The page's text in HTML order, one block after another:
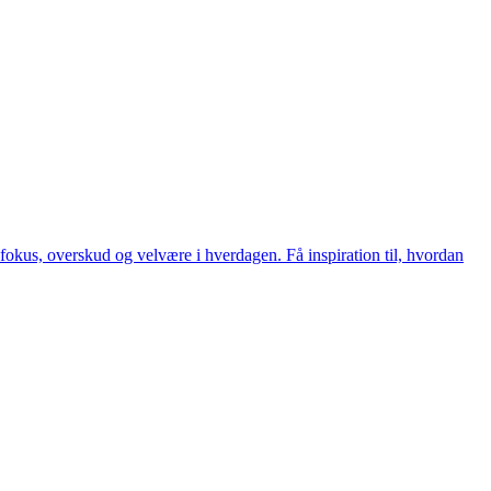
overskud og velvære i hverdagen. Få inspiration til, hvordan